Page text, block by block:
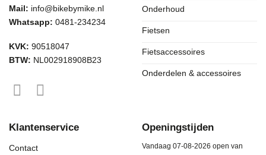
Mail: info@bikebymike.nl
Whatsapp: 0481-234234
KVK: 90518047
BTW: NL002918908B23
Onderhoud
Fietsen
Fietsaccessoires
Onderdelen & accessoires
Klantenservice
Contact
Openingstijden
Vandaag 07-08-2026 open van